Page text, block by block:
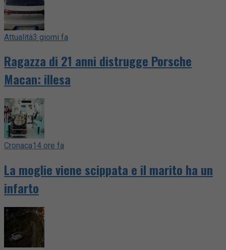
Attualità3 giorni fa
Ragazza di 21 anni distrugge Porsche
Macan: illesa
Cronaca14 ore fa
La moglie viene scippata e il marito ha un
infarto